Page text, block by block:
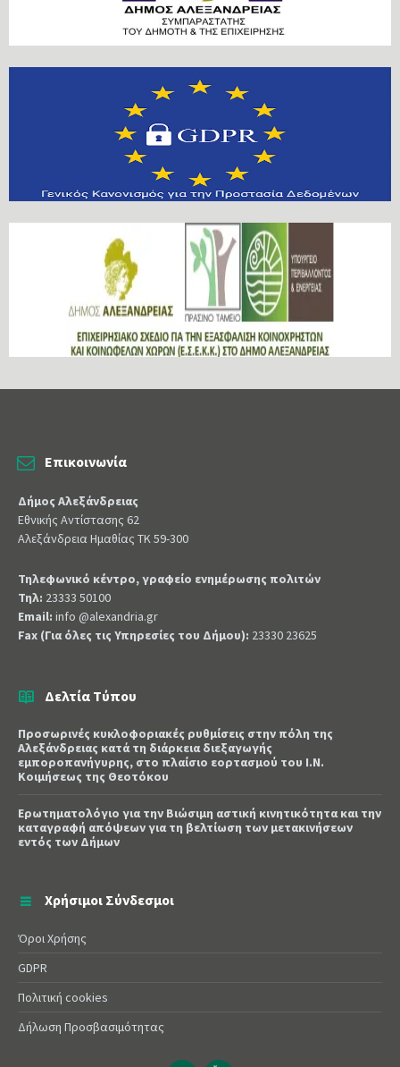
Επικοινωνία
Δήμος Αλεξάνδρειας
Εθνικής Αντίστασης 62
Αλεξάνδρεια Ημαθίας ΤΚ 59-300
Τηλεφωνικό κέντρο, γραφείο ενημέρωσης πολιτών
Τηλ: 23333 50100
Email: info @alexandria.gr
Fax (Για όλες τις Υπηρεσίες του Δήμου): 23330 23625
Δελτία Τύπου
Προσωρινές κυκλοφοριακές ρυθμίσεις στην πόλη της
Αλεξάνδρειας κατά τη διάρκεια διεξαγωγής
εμποροπανήγυρης, στο πλαίσιο εορτασμού του Ι.Ν.
Κοιμήσεως της Θεοτόκου
Ερωτηματολόγιο για την Βιώσιμη αστική κινητικότητα και την
καταγραφή απόψεων για τη βελτίωση των μετακινήσεων
εντός των Δήμων
Χρήσιμοι Σύνδεσμοι
Όροι Χρήσης
GDPR
Πολιτική cookies
Δήλωση Προσβασιμότητας